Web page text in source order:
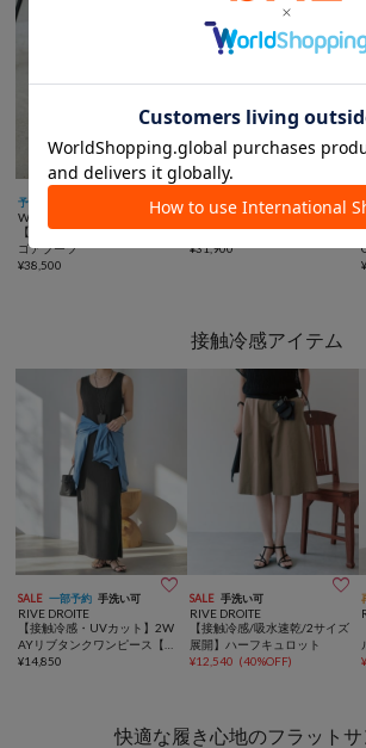
予約 
Whim Gazette
【THE PAUSE】レザーサイド
ゴアブーツ
¥38,500
予約 NEW 
Whim Gazette
【Hoaw.】コンチョベルト
¥31,900
¥
接触冷感アイテム
SALE 一部予約 手洗い可 
RIVE DROITE
【接触冷感・UVカット】2W
AYリブタンクワンピース【全
骨格細見え/高身長サイズあ
¥14,850
SALE 手洗い可 
RIVE DROITE
【接触冷感/吸水速乾/2サイズ
展開】ハーフキュロット
¥12,540 (40%OFF) ¥
快適な履き心地のフラット